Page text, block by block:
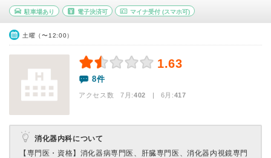
駐車場あり 電子決済可 マイナ受付 (スマホ可)
土曜（〜12:00）
1.63
8件
アクセス数 7月:402 | 6月:417
消化器内科について
【専門医・資格】 消化器病専門医、肝臓専門医、消化器内視鏡専門